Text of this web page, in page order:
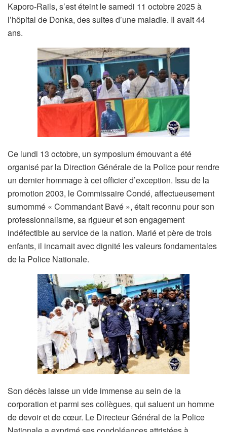
Kaporo-Rails, s’est éteint le samedi 11 octobre 2025 à
l’hôpital de Donka, des suites d’une maladie. Il avait 44
ans.
Ce lundi 13 octobre, un symposium émouvant a été
organisé par la Direction Générale de la Police pour rendre
un dernier hommage à cet officier d’exception. Issu de la
promotion 2003, le Commissaire Condé, affectueusement
surnommé « Commandant Bavé », était reconnu pour son
professionnalisme, sa rigueur et son engagement
indéfectible au service de la nation. Marié et père de trois
enfants, il incarnait avec dignité les valeurs fondamentales
de la Police Nationale.
Son décès laisse un vide immense au sein de la
corporation et parmi ses collègues, qui saluent un homme
de devoir et de cœur. Le Directeur Général de la Police